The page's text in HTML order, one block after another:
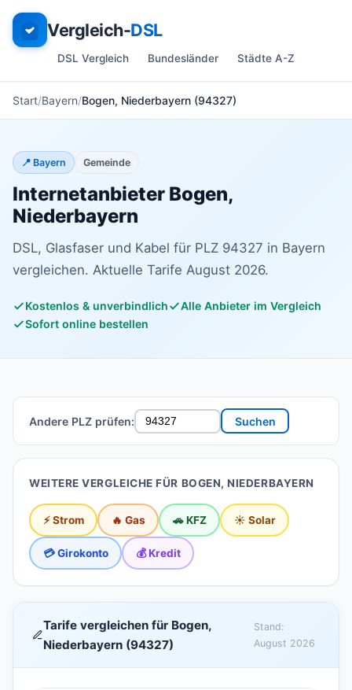
Vergleich-DSL
DSL Vergleich Bundesländer Städte A-Z
Start Bayern Bogen, Niederbayern (94327)
📍 Bayern Gemeinde
Internetanbieter Bogen,
Niederbayern
DSL, Glasfaser und Kabel für PLZ 94327 in Bayern
vergleichen. Aktuelle Tarife August 2026.
Kostenlos & unverbindlich
Alle Anbieter im Vergleich
Sofort online bestellen
Andere PLZ prüfen: Suchen
WEITERE VERGLEICHE FÜR BOGEN, NIEDERBAYERN
⚡ Strom 🔥 Gas 🚗 KFZ ☀️ Solar
💳 Girokonto 💰 Kredit
Tarife vergleichen für Bogen,
Niederbayern (94327)
Stand:
August 2026